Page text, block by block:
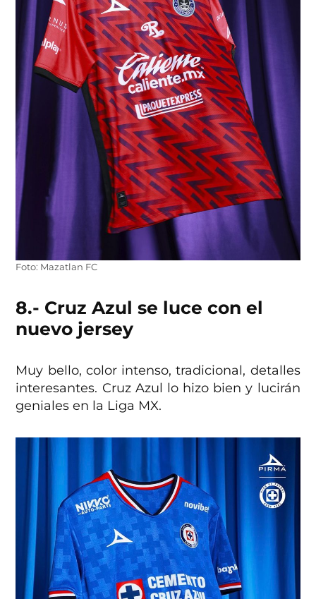
Foto: Mazatlan FC
8.- Cruz Azul se luce con el
nuevo jersey
Muy bello, color intenso, tradicional, detalles
interesantes. Cruz Azul lo hizo bien y lucirán
geniales en la Liga MX.